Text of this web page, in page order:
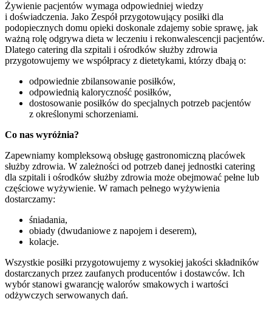
Żywienie pacjentów wymaga odpowiedniej wiedzy
i doświadczenia. Jako Zespół przygotowujący posiłki dla
podopiecznych domu opieki doskonale zdajemy sobie sprawę, jak
ważną rolę odgrywa dieta w leczeniu i rekonwalescencji pacjentów.
Dlatego catering dla szpitali i ośrodków służby zdrowia
przygotowujemy we współpracy z dietetykami, którzy dbają o:
odpowiednie zbilansowanie posiłków,
odpowiednią kaloryczność posiłków,
dostosowanie posiłków do specjalnych potrzeb pacjentów
z określonymi schorzeniami.
Co nas wyróżnia?
Zapewniamy kompleksową obsługę gastronomiczną placówek
służby zdrowia. W zależności od potrzeb danej jednostki catering
dla szpitali i ośrodków służby zdrowia może obejmować pełne lub
częściowe wyżywienie. W ramach pełnego wyżywienia
dostarczamy:
śniadania,
obiady (dwudaniowe z napojem i deserem),
kolacje.
Wszystkie posiłki przygotowujemy z wysokiej jakości składników
dostarczanych przez zaufanych producentów i dostawców. Ich
wybór stanowi gwarancję walorów smakowych i wartości
odżywczych serwowanych dań.